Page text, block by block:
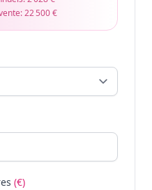
22 500 €
(€)